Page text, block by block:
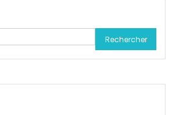
Rechercher :